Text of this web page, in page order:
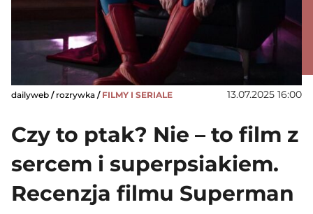
dailyweb / rozrywka / FILMY I SERIALE 13.07.2025 16:00
Czy to ptak? Nie – to film z
sercem i superpsiakiem.
Recenzja filmu Superman